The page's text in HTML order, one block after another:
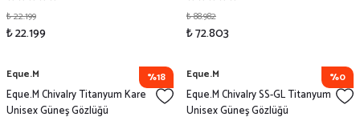
₺ 22.199
₺ 22.199
₺ 88.982
₺ 72.803
%18
Eque.M
Eque.M Chivalry Titanyum Kare
Unisex Güneş Gözlüğü
%0
Eque.M
Eque.M Chivalry SS-GL Titanyum
Unisex Güneş Gözlüğü